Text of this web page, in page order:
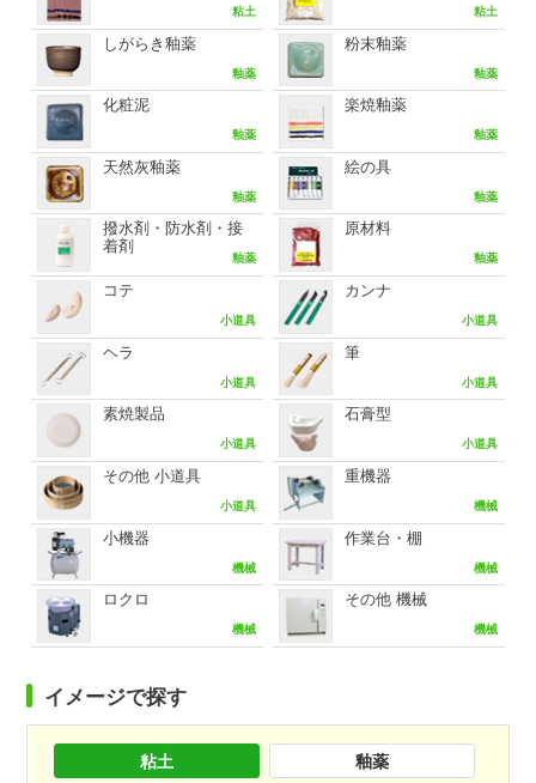
粘土 粘土
しがらき釉薬
釉薬
粉末釉薬
釉薬
化粧泥
釉薬
楽焼釉薬
釉薬
天然灰釉薬
釉薬
絵の具
釉薬
撥水剤・防水剤・接
着剤
釉薬
原材料
釉薬
コテ
小道具
カンナ
小道具
ヘラ
小道具
筆
小道具
素焼製品
小道具
石膏型
小道具
その他 小道具
小道具
重機器
機械
小機器
機械
作業台・棚
機械
ロクロ
機械
その他 機械
機械
イメージで探す
粘土 釉薬